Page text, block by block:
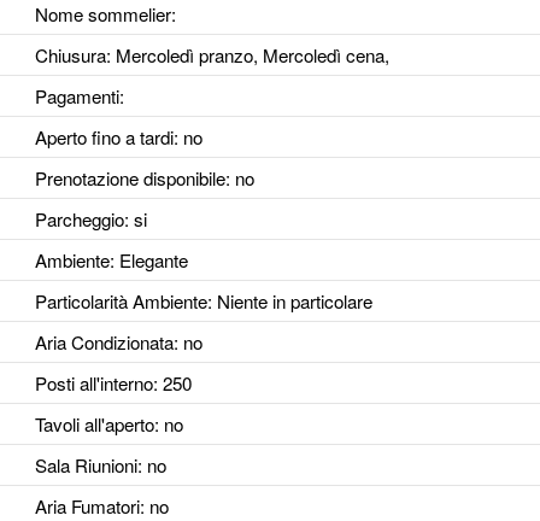
Nome sommelier:
Chiusura: Mercoledì pranzo, Mercoledì cena,
Pagamenti:
Aperto fino a tardi: no
Prenotazione disponibile: no
Parcheggio: si
Ambiente: Elegante
Particolarità Ambiente: Niente in particolare
Aria Condizionata: no
Posti all'interno: 250
Tavoli all'aperto: no
Sala Riunioni: no
Aria Fumatori: no